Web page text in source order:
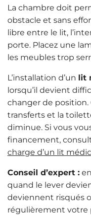
La chambre doit
obstacle et sans
libre entre le lit,
porte. Placez une
les meubles trop
L’installation d’un lit
lorsqu’il devient
changer de position.
transferts et la
diminue. Si vous
financement,
charge d’un lit
Conseil d’expert :
quand le lever
deviennent risqués
régulièrement votre